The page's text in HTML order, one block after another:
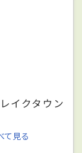
イクタウン
て見る